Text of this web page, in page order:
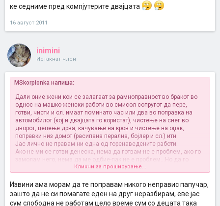
ке седниме пред компјутерите двајцата
16 август 2011
inimini
Истакнат член
MSkorpionka напиша:
Дали оние жени кои се залагаат за рамноправност во бракот во
однос на машко-женски работи во смисол сопругот да пере,
готви, чисти и сл. имаат поминато час или два во поправка на
автомобилот (кој и двајцата го користат), чистење на снег во
дворот, цепење дрва, качување на кров и чистење на оџак,
поправки низ домот (расипана перална, бојлер и сл.) итн.
Јас лично не правам ни една од горенаведените работи.
Ако не ми се готви денеска, нема да готвам-не е проблем, ако го
замолам него, нема да ме одбие-пак не е проблем...Но да го
терам да го работи тоа исто колку и јас-не. Си сакав алфа мУжјак-
си добив (вие наречете го балканец ако така милувате) и немам
намера да го претварам во папучар (таков и јас прашање е дали
би го сакала) како што не сакам и тој да ме претвара во
машкуданка со чекан или штрафцигер во рака...
Кликни за проширување...
Извини ама морам да те поправам никого неправис папучар,
зашто да не си помагате еден на друг неразбирам, еве јас
сум слободна не работам цело време сум со децата така